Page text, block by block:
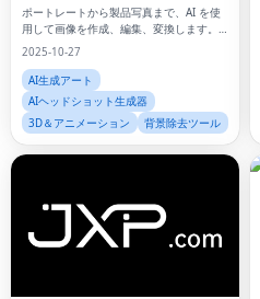
ポートレートから製品写真まで、AI を使
用して画像を作成、編集、変換します。
NanoEditor を使用すると、スタジオ品質
ルは必要ありません。
2025-10-27
AI生成アート
AIヘッドショット生成器
3D＆アニメーション
背景除去ツール